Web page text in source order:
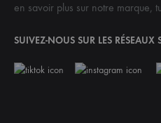
en savoir plus sur notre marque,
SUIVEZ-NOUS SUR LES RÉSEAUX